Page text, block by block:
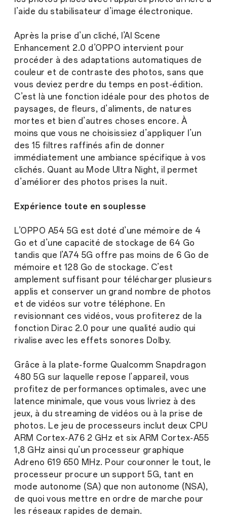
l’aide du stabilisateur d’image électronique.
Après la prise d’un cliché, l’AI Scene
Enhancement 2.0 d’OPPO intervient pour
procéder à des adaptations automatiques de
couleur et de contraste des photos, sans que
vous deviez perdre du temps en post-édition.
C’est là une fonction idéale pour des photos de
paysages, de fleurs, d’aliments, de natures
mortes et bien d’autres choses encore. À
moins que vous ne choisissiez d’appliquer l’un
des 15 filtres raffinés afin de donner
immédiatement une ambiance spécifique à vos
clichés. Quant au Mode Ultra Night, il permet
d’améliorer des photos prises la nuit.
Expérience toute en souplesse
L’OPPO A54 5G est doté d’une mémoire de 4
Go et d’une capacité de stockage de 64 Go
tandis que l’A74 5G offre pas moins de 6 Go de
mémoire et 128 Go de stockage. C’est
amplement suffisant pour télécharger plusieurs
applis et conserver un grand nombre de photos
et de vidéos sur votre téléphone. En
revisionnant ces vidéos, vous profiterez de la
fonction Dirac 2.0 pour une qualité audio qui
rivalise avec les effets sonores Dolby.
Grâce à la plate-forme Qualcomm Snapdragon
480 5G sur laquelle repose l’appareil, vous
profitez de performances optimales, avec une
latence minimale, que vous vous livriez à des
jeux, à du streaming de vidéos ou à la prise de
photos. Le jeu de processeurs inclut deux CPU
ARM Cortex-A76 2 GHz et six ARM Cortex-A55
1,8 GHz ainsi qu’un processeur graphique
Adreno 619 650 MHz. Pour couronner le tout, le
processeur procure un support 5G, tant en
mode autonome (SA) que non autonome (NSA),
de quoi vous mettre en ordre de marche pour
les réseaux rapides de demain.